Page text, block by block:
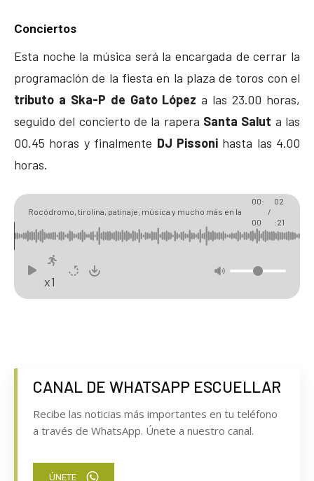
Conciertos
Esta noche la música será la encargada de cerrar la
programación de la fiesta en la plaza de toros con el
tributo a Ska-P de Gato López a las 23.00 horas,
seguido del concierto de la rapera Santa Salut a las
00.45 horas y finalmente DJ Pissonihasta las 4.00
horas.
Rocódromo, tirolina, patinaje, música y mucho más en la
Fiesta de la Juventud de Cuéllar
00:
00
/
02
:21
x1
CANAL DE WHATSAPP ESCUELLAR
Recibe las noticias más importantes en tu teléfono
a través de WhatsApp. Únete a nuestro canal.
ÚNETE